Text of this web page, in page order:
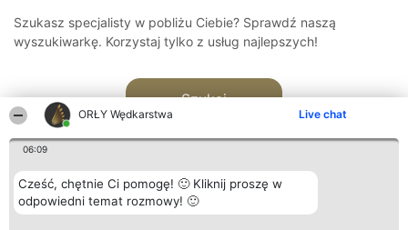
ORŁY Wędkarstwa Live chat
06:09
Cześć, chętnie Ci pomogę! 🙂 Kliknij proszę w
odpowiedni temat rozmowy! 🙂
Szukasz specjalisty w pobliżu Ciebie? Sprawdź naszą
wyszukiwarkę. Korzystaj tylko z usług najlepszych!
Szukaj